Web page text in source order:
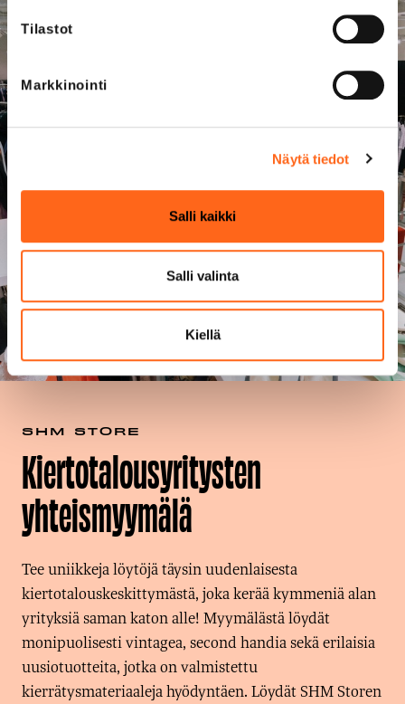
Tilastot
Markkinointi
Näytä tiedot
Salli kaikki
Salli valinta
Kiellä
SHM STORE
Kiertotalousyritysten
yhteismyymälä
Tee uniikkeja löytöjä täysin uudenlaisesta
kiertotalouskeskittymästä, joka kerää kymmeniä alan
yrityksiä saman katon alle! Myymälästä löydät
monipuolisesti vintagea, second handia sekä erilaisia
uusiotuotteita, jotka on valmistettu
kierrätysmateriaaleja hyödyntäen. Löydät SHM Storen